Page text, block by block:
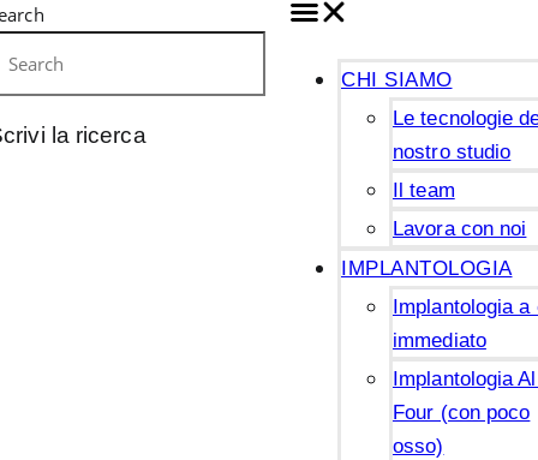
la ricerca
CHI SIAMO
Le tecnologie
nostro studio
Il team
Lavora con noi
IMPLANTOLOGIA
Implantologia a
immediato
Implantologia
Four (con poco
osso)